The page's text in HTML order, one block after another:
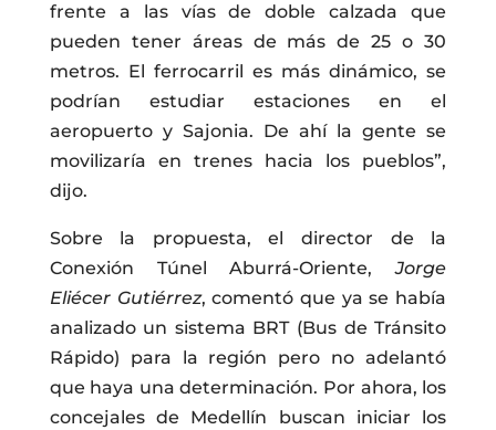
frente a las vías de doble calzada que
pueden tener áreas de más de 25 o 30
metros. El ferrocarril es más dinámico, se
podrían estudiar estaciones en el
aeropuerto y Sajonia. De ahí la gente se
movilizaría en trenes hacia los pueblos”,
dijo.
Sobre la propuesta, el director de la
Conexión Túnel Aburrá-Oriente,Jorge
Eliécer Gutiérrez, comentó que ya se había
analizado un sistema BRT (Bus de Tránsito
Rápido) para la región pero no adelantó
que haya una determinación. Por ahora, los
concejales de Medellín buscan iniciar los